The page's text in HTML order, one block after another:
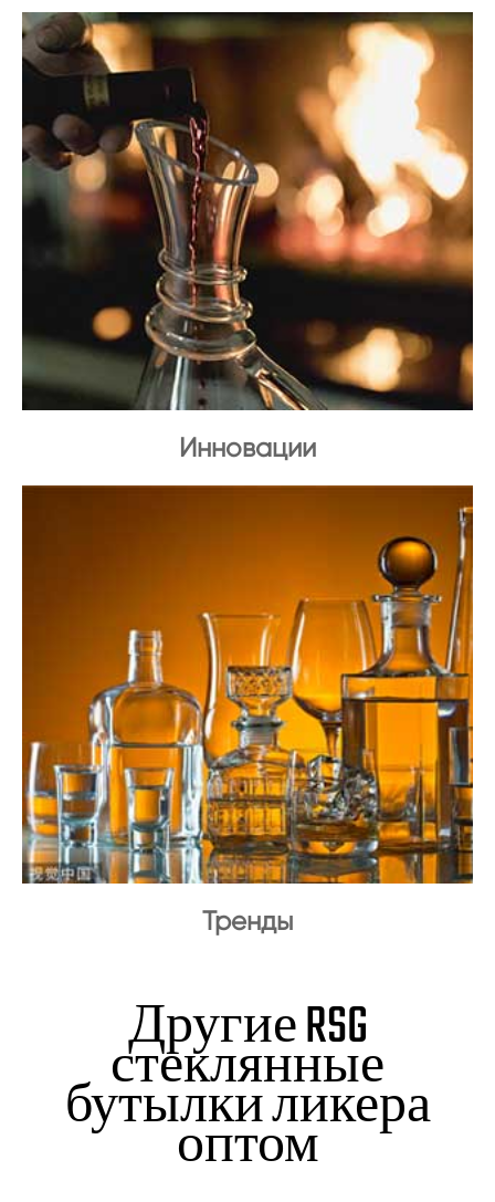
Инновации
Тренды
Другие RSG
стеклянные
бутылки ликера
оптом